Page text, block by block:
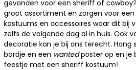
gevonden voor een sheriff of
groot assortiment en zorgen voor een
kostuums en accessoires waar dit bij
zelfs de volgende dag al in huis. Ook
decoratie kan je bij ons terecht. Hang
bordje en een wantedposter op en je
feestje met een sheriff kostuum!